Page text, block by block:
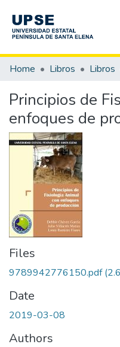
Communities & Collections
Statistics
Home Libros Libros
Principios de
enfoques de
Files
9789942776150.pdf
Date
2019-03-08
Authors